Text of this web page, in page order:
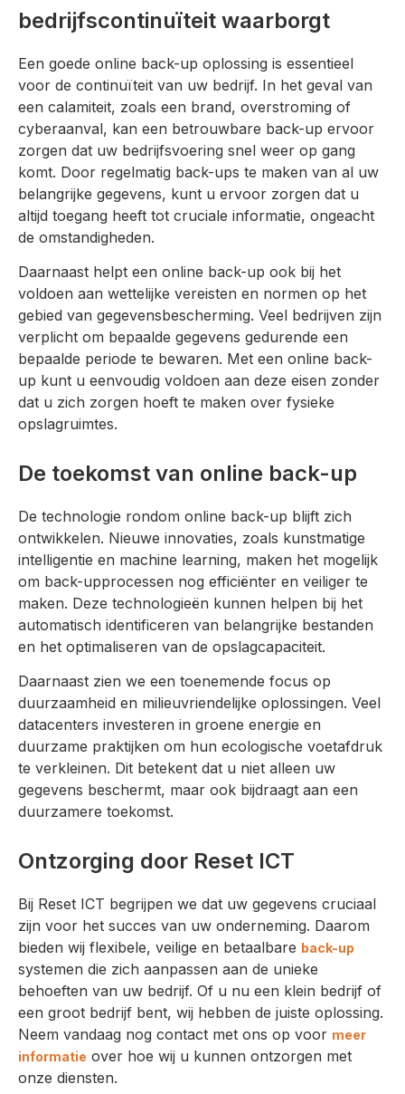
bedrijfscontinuïteit waarborgt
Een goede online back-up oplossing is essentieel
voor de continuïteit van uw bedrijf. In het geval van
een calamiteit, zoals een brand, overstroming of
cyberaanval, kan een betrouwbare back-up ervoor
zorgen dat uw bedrijfsvoering snel weer op gang
komt. Door regelmatig back-ups te maken van al uw
belangrijke gegevens, kunt u ervoor zorgen dat u
altijd toegang heeft tot cruciale informatie, ongeacht
de omstandigheden.
Daarnaast helpt een online back-up ook bij het
voldoen aan wettelijke vereisten en normen op het
gebied van gegevensbescherming. Veel bedrijven zijn
verplicht om bepaalde gegevens gedurende een
bepaalde periode te bewaren. Met een online back-
up kunt u eenvoudig voldoen aan deze eisen zonder
dat u zich zorgen hoeft te maken over fysieke
opslagruimtes.
De toekomst van online back-up
De technologie rondom online back-up blijft zich
ontwikkelen. Nieuwe innovaties, zoals kunstmatige
intelligentie en machine learning, maken het mogelijk
om back-upprocessen nog efficiënter en veiliger te
maken. Deze technologieën kunnen helpen bij het
automatisch identificeren van belangrijke bestanden
en het optimaliseren van de opslagcapaciteit.
Daarnaast zien we een toenemende focus op
duurzaamheid en milieuvriendelijke oplossingen. Veel
datacenters investeren in groene energie en
duurzame praktijken om hun ecologische voetafdruk
te verkleinen. Dit betekent dat u niet alleen uw
gegevens beschermt, maar ook bijdraagt aan een
duurzamere toekomst.
Ontzorging door Reset ICT
Bij Reset ICT begrijpen we dat uw gegevens cruciaal
zijn voor het succes van uw onderneming. Daarom
bieden wij flexibele, veilige en betaalbare back-up
systemen die zich aanpassen aan de unieke
behoeften van uw bedrijf. Of u nu een klein bedrijf of
een groot bedrijf bent, wij hebben de juiste oplossing.
Neem vandaag nog contact met ons op voor meer
informatie over hoe wij u kunnen ontzorgen met
onze diensten.